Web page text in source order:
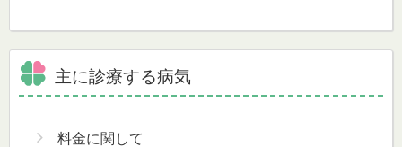
主に診療する病気
料金に関して